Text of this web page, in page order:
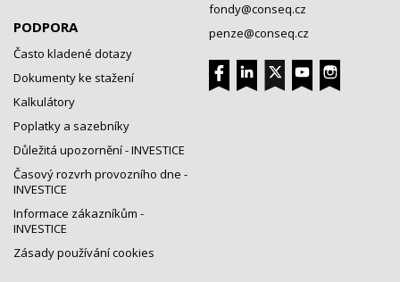
PODPORA
Často kladené dotazy
Dokumenty ke stažení
Kalkulátory
Poplatky a sazebníky
Důležitá upozornění - INVESTICE
Časový rozvrh provozního dne -
INVESTICE
Informace zákazníkům -
INVESTICE
Zásady používání cookies
fondy@conseq.cz
penze@conseq.cz